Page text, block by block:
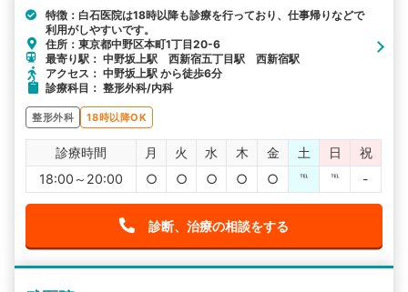
特徴：白石医院は18時以降も診療を行っており、仕事帰りなどで
利用がしやすいです。
住所：東京都中野区本町1丁目20-6
最寄り駅： 中野坂上駅 西新宿五丁目駅 西新宿駅
アクセス： 中野坂上駅 から徒歩6分
診療科目： 整形外科/内科
整形外科 18時以降OK
診療時間 月 火 水 木 金 土 日
祝
18:00～20:00
○ ○ ○ ○ ○ ℡ ℡ -
診断、治療の相談をする